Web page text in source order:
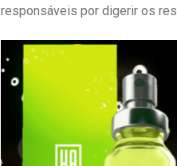
responsáveis por digerir os